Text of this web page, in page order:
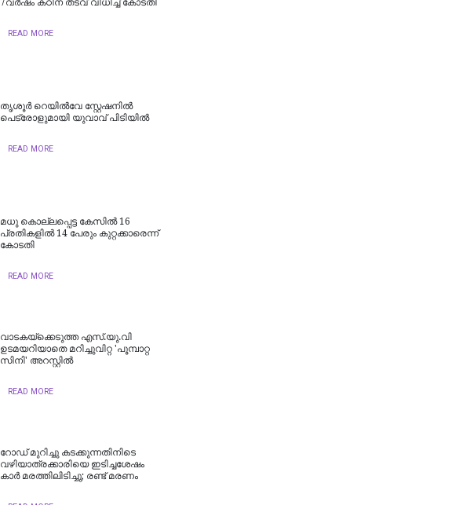
7വർഷം കഠിന തടവ് വിധിച്ച് കോടതി
READ MORE
തൃശൂർ റെയിൽവേ സ്റ്റേഷനിൽ
പെട്രോളുമായി യുവാവ് പിടിയിൽ
READ MORE
മധു കൊല്ലപ്പെട്ട കേസിൽ 16
പ്രതികളിൽ 14 പേരും കുറ്റക്കാരെന്ന്
കോടതി
READ MORE
വാടകയ്ക്കെടുത്ത എസ്.യു.വി
ഉടമയറിയാതെ മറിച്ചുവിറ്റ 'പൂമ്പാറ്റ
സിനി' അറസ്റ്റിൽ
READ MORE
റോഡ് മുറിച്ചു കടക്കുന്നതിനിടെ
വഴിയാത്രക്കാരിയെ ഇടിച്ചശേഷം
കാര്‍ മരത്തിലിടിച്ചു; രണ്ട് മരണം